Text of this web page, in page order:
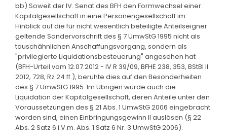
bb) Soweit der IV. Senat des BFH den Formwechsel einer
Kapitalgesellschaft in eine Personengesellschaft im
Hinblick auf die für nicht wesentlich beteiligte Anteilseigner
geltende Sondervorschrift des § 7 UmwStG 1995 nicht als
tauschähnlichen Anschaffungsvorgang, sondern als
"privilegierte Liquidationsbesteuerung" angesehen hat
(BFH-Urteil vom 12.07.2012 - IV R 39/09, BFHE 238, 353, BStBl II
2012, 728, Rz 24 ff.), beruhte dies auf den Besonderheiten
des § 7 UmwStG 1995. Im Übrigen würde auch die
Liquidation der Kapitalgesellschaft, deren Anteile unter den
Voraussetzungen des § 21 Abs. 1 UmwStG 2006 eingebracht
worden sind, einen Einbringungsgewinn II auslösen (§ 22
Abs. 2 Satz 6 i.V.m. Abs. 1 Satz 6 Nr. 3 UmwStG 2006).